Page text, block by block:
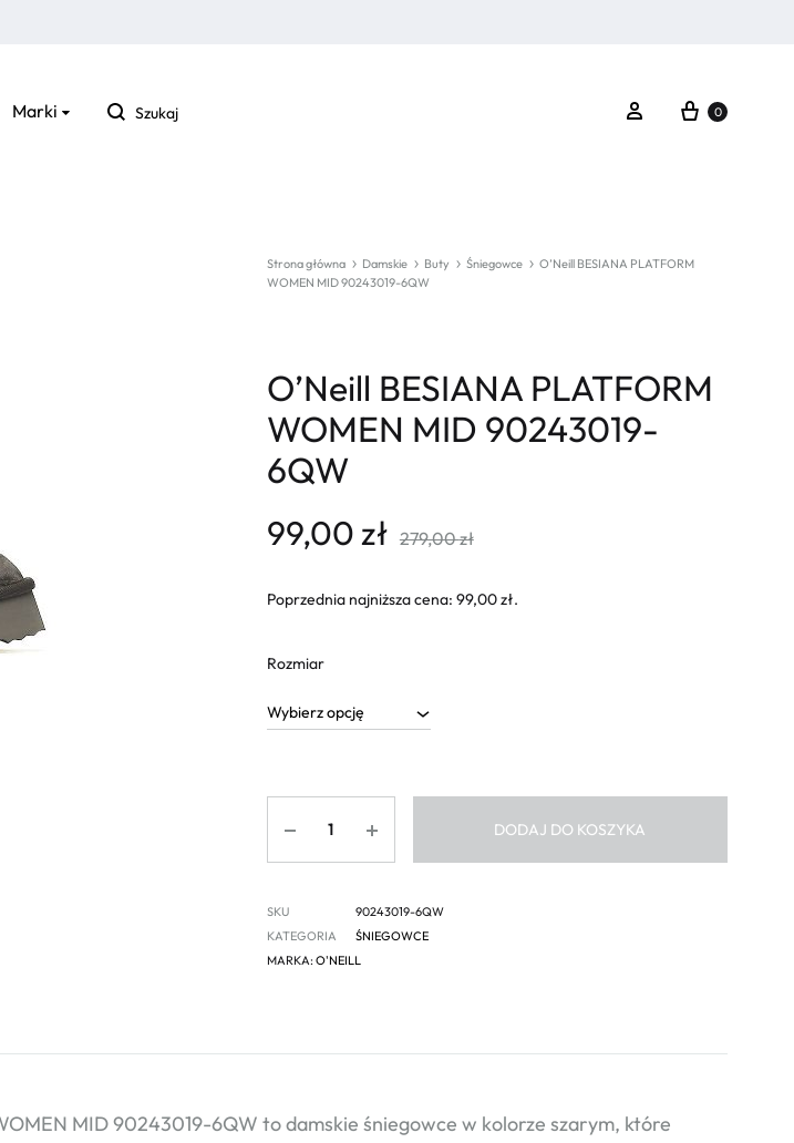
Marki Szukaj Zaloguj sięKoszyk
0
Strona główna Damskie Buty Śniegowce
O’Neill BESIANA PLATFORM
WOMEN MID 90243019-6QW
O’Neill BESIANA PLATFORM
WOMEN MID 90243019-
6QW
99,00zł 279,00zł
Poprzednia najniższa cena: 99,00zł.
Rozmiar
DODAJ DO KOSZYKA
SKU
90243019-6QW
KATEGORIA
ŚNIEGOWCE
MARKA: O'NEILL
MID 90243019-6QW to damskie śniegowce w kolorze szarym, które